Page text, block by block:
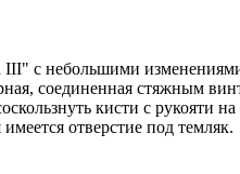
III" с небольшими
соединенная стяжным
кисти с рукояти
отверстие под темляк.